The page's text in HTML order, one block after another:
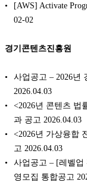
[AWS] Activate
02-02
경기콘텐츠진흥원
사업공고 – 2026년
2026.04.03
<2026년 콘텐츠 법
과 공고 2026.04.03
<2026년 가상융합
고 2026.04.03
사업공고 – [레벨업
영모집 통합공고